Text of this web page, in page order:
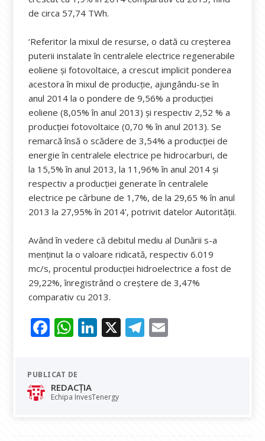
de circa 57,74 TWh.
‘Referitor la mixul de resurse, o dată cu creșterea
puterii instalate în centralele electrice regenerabile
eoliene și fotovoltaice, a crescut implicit ponderea
acestora în mixul de producție, ajungându-se în
anul 2014 la o pondere de 9,56% a producției
eoliene (8,05% în anul 2013) și respectiv 2,52 % a
producției fotovoltaice (0,70 % în anul 2013). Se
remarcă însă o scădere de 3,54% a producției de
energie în centralele electrice pe hidrocarburi, de
la 15,5% în anul 2013, la 11,96% în anul 2014 și
respectiv a producției generate în centralele
electrice pe cărbune de 1,7%, de la 29,65 % în anul
2013 la 27,95% în 2014’, potrivit datelor Autorității.
Având în vedere că debitul mediu al Dunării s-a
menținut la o valoare ridicată, respectiv 6.019
mc/s, procentul producției hidroelectrice a fost de
29,22%, înregistrând o creștere de 3,47%
comparativ cu 2013.
F
e
b
o
W
at
s
A
Li
dI
X T
PUBLICAT DE
REDACȚIA
Echipa InvesTenergy